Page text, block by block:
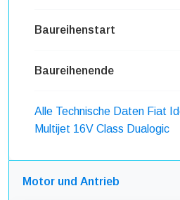
Baureihenstart
Baureihenende
Alle Technische Daten Fiat
Multijet 16V Class Dualogic
Motor und Antrieb